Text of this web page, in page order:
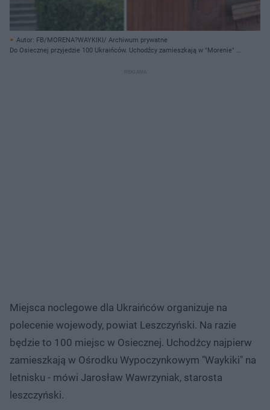
Autor: FB/MORENA?WAYKIKI/ Archiwum prywatne
Do Osiecznej przyjedzie 100 Ukraińców. Uchodźcy zamieszkają w "Morenie" i
Miejsca noclegowe dla Ukraińców organizuje na
polecenie wojewody, powiat Leszczyński. Na razie
będzie to 100 miejsc w Osiecznej. Uchodźcy najpierw
zamieszkają w Ośrodku Wypoczynkowym "Waykiki" na
letnisku - mówi Jarosław Wawrzyniak, starosta
leszczyński.